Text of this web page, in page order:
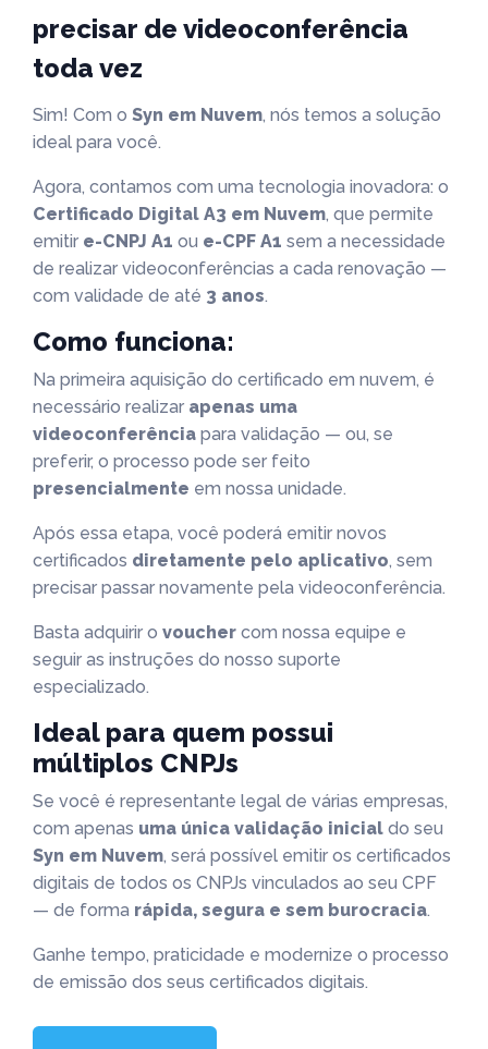
precisar de videoconferência
toda vez
Sim! Com o Syn em Nuvem, nós temos a solução
ideal para você.
Agora, contamos com uma tecnologia inovadora: o
Certificado Digital A3 em Nuvem, que permite
emitir e-CNPJ A1 ou e-CPF A1 sem a necessidade
de realizar videoconferências a cada renovação —
com validade de até 3 anos.
Como funciona:
Na primeira aquisição do certificado em nuvem, é
necessário realizar apenas uma
videoconferência para validação — ou, se
preferir, o processo pode ser feito
presencialmente em nossa unidade.
Após essa etapa, você poderá emitir novos
certificados diretamente pelo aplicativo, sem
precisar passar novamente pela videoconferência.
Basta adquirir o voucher com nossa equipe e
seguir as instruções do nosso suporte
especializado.
Ideal para quem possui
múltiplos CNPJs
Se você é representante legal de várias empresas,
com apenas uma única validação inicial do seu
Syn em Nuvem, será possível emitir os certificados
digitais de todos os CNPJs vinculados ao seu CPF
— de forma rápida, segura e sem burocracia.
Ganhe tempo, praticidade e modernize o processo
de emissão dos seus certificados digitais.